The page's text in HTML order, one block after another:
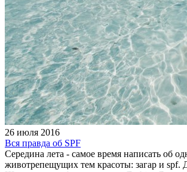
26 июля 2016
Вся правда об SPF
Середина лета - самое время написать об
животрепещущих тем красоты: загар и spf.